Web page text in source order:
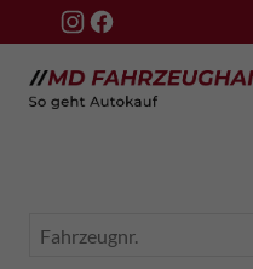
Fahrzeugnr.